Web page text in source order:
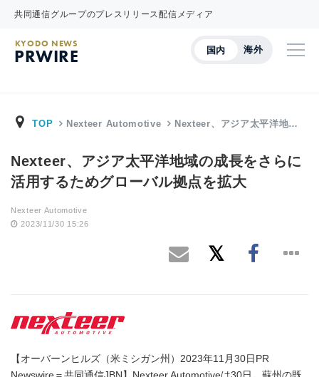
共同通信グループのプレスリリース配信メディア
国内 海外
KYODO NEWS
PRWIRE
TOP Nexteer Automotive Nexteer、アジア太平洋地…
Nexteer、アジア太平洋地域の成長をさらに
活用するためグローバル拠点を拡大
Nexteer Automotive
2023/11/30 15:26
【オーバーンヒルズ（米ミシガン州）2023年11月30日PR